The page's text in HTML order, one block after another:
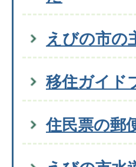
えびの市の
移住ガイド
住民票の郵